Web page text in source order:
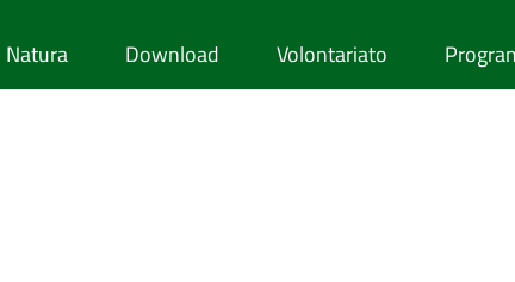
Natura Download Volontariato